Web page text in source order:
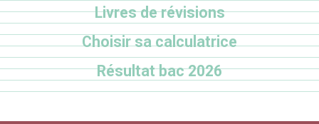
Livres de révisions
Choisir sa calculatrice
Résultat bac 2026